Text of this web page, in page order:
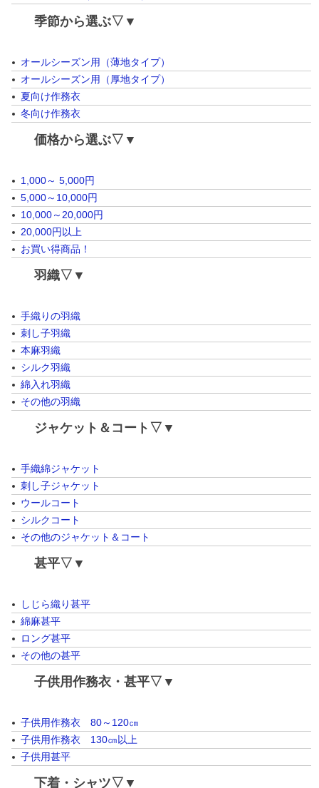
季節から選ぶ▽▼
オールシーズン用（薄地タイプ）
オールシーズン用（厚地タイプ）
夏向け作務衣
冬向け作務衣
価格から選ぶ▽▼
1,000～ 5,000円
5,000～10,000円
10,000～20,000円
20,000円以上
お買い得商品！
羽織▽▼
手織りの羽織
刺し子羽織
本麻羽織
シルク羽織
綿入れ羽織
その他の羽織
ジャケット＆コート▽▼
手織綿ジャケット
刺し子ジャケット
ウールコート
シルクコート
その他のジャケット＆コート
甚平▽▼
しじら織り甚平
綿麻甚平
ロング甚平
その他の甚平
子供用作務衣・甚平▽▼
子供用作務衣 80～120㎝
子供用作務衣 130㎝以上
子供用甚平
下着・シャツ▽▼